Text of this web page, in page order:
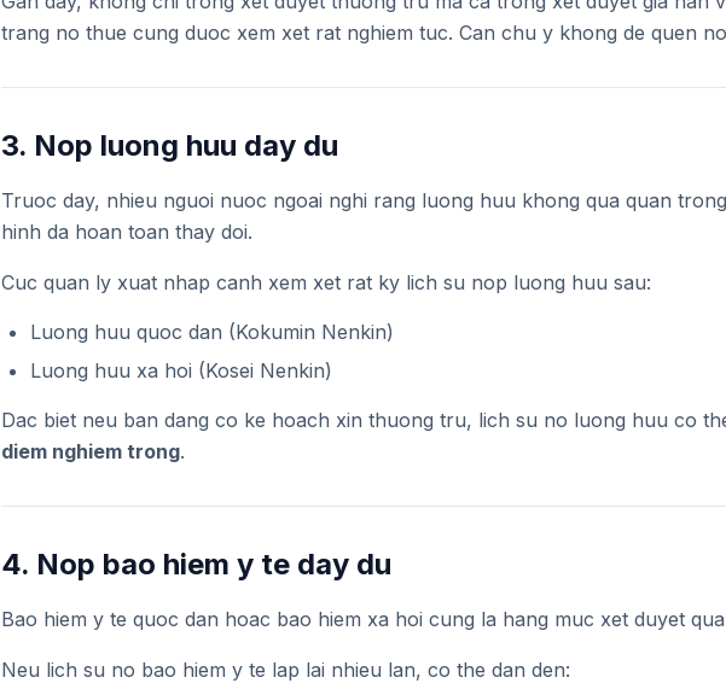
trang no thue cung duoc xem xet rat nghiem tuc. Can chu y khong de quen
3. Nop luong huu day du
Truoc day, nhieu nguoi nuoc ngoai nghi rang luong huu khong qua quan
hinh da hoan toan thay doi.
Cuc quan ly xuat nhap canh xem xet rat ky lich su nop luong huu sau:
Luong huu quoc dan (Kokumin Nenkin)
Luong huu xa hoi (Kosei Nenkin)
Dac biet neu ban dang co ke hoach xin thuong tru, lich su no luong huu co
diem nghiem trong.
4. Nop bao hiem y te day du
Bao hiem y te quoc dan hoac bao hiem xa hoi cung la hang muc xet duyet
Neu lich su no bao hiem y te lap lai nhieu lan, co the dan den: